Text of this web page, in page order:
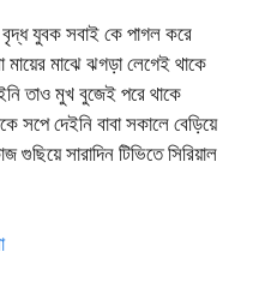
যুবক সবাই কে পাগল করে
মাঝে ঝগড়া লেগেই থাকে
তাও মুখ বুজেই পরে থাকে
দেইনি বাবা সকালে বেড়িয়ে
সারাদিন টিভিতে সিরিয়াল